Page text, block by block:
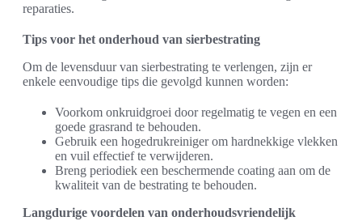
reparaties.
Tips voor het onderhoud van sierbestrating
Om de levensduur van sierbestrating te verlengen, zijn er
enkele eenvoudige tips die gevolgd kunnen worden:
Voorkom onkruidgroei door regelmatig te vegen en een
goede grasrand te behouden.
Gebruik een hogedrukreiniger om hardnekkige vlekken
en vuil effectief te verwijderen.
Breng periodiek een beschermende coating aan om de
kwaliteit van de bestrating te behouden.
Langdurige voordelen van onderhoudsvriendelijk